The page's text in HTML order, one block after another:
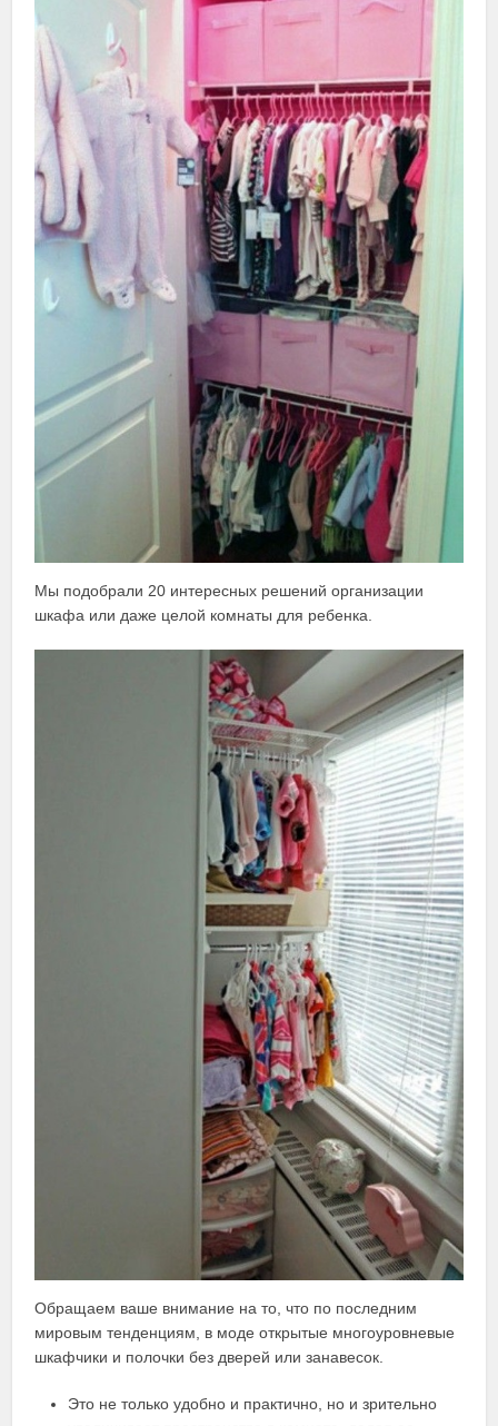
Мы подобрали 20 интересных решений организации
шкафа или даже целой комнаты для ребенка.
Обращаем ваше внимание на то, что по последним
мировым тенденциям, в моде открытые многоуровневые
шкафчики и полочки без дверей или занавесок.
Это не только удобно и практично, но и зрительно